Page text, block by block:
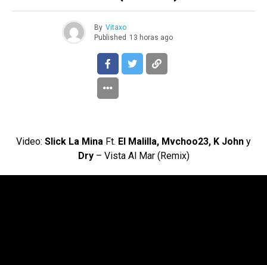
By Vitaxo
Published 13 horas ago
Video: Slick La Mina Ft. El Malilla, Mvchoo23, K John y
Dry – Vista Al Mar (Remix)